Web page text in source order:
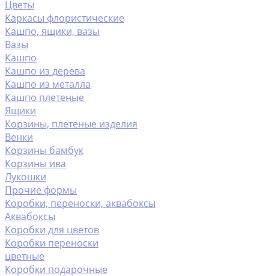
Цветы
Каркасы флористические
Кашпо, ящики, вазы
Вазы
Кашпо
Кашпо из дерева
Кашпо из металла
Кашпо плетеные
Ящики
Корзины, плетеные изделия
Венки
Корзины бамбук
Корзины ива
Лукошки
Прочие формы
Коробки, переноски, аквабоксы
Аквабоксы
Коробки для цветов
Коробки переноски
цветные
Коробки подарочные